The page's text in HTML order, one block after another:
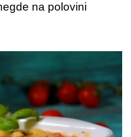
na polovini